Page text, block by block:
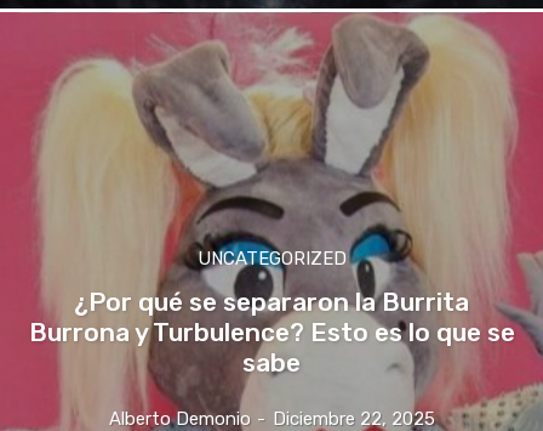
UNCATEGORIZED
¿Por qué se separaron la Burrita
Burrona y Turbulence? Esto es lo que se
sabe
Alberto Demonio - Diciembre 22, 2025